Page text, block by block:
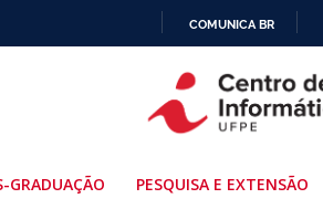
PARA
O
COMUNICA BR
GRADUAÇÃO PESQUISA E EXTENSÃO